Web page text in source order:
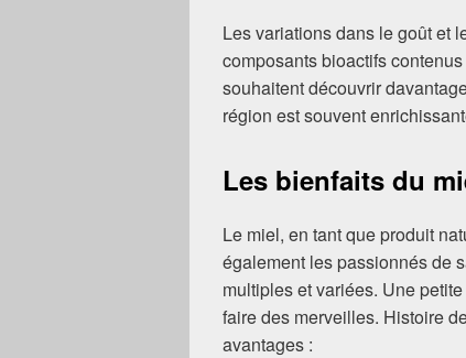
Les variations dans le goût et
composants bioactifs
souhaitent découvrir
région est souvent
Les bienfaits du
Le miel, en tant que produit
également les passionnés de
multiples et variées. Une
faire des merveilles. Histoire
avantages :